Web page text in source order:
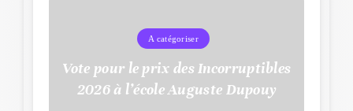
A catégoriser
Vote pour le prix des Incorruptibles
2026 à l’école Auguste Dupouy